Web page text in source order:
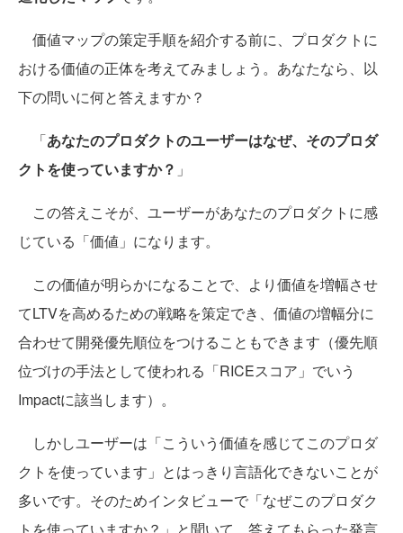
価値マップの策定手順を紹介する前に、プロダクトに
おける価値の正体を考えてみましょう。あなたなら、以
下の問いに何と答えますか？
「あなたのプロダクトのユーザーはなぜ、そのプロダ
クトを使っていますか？ 」
この答えこそが、ユーザーがあなたのプロダクトに感
じている「価値」になります。
この価値が明らかになることで、より価値を増幅させ
てLTVを高めるための戦略を策定でき、価値の増幅分に
合わせて開発優先順位をつけることもできます（優先順
位づけの手法として使われる「RICEスコア」でいう
Impactに該当します）。
しかしユーザーは「こういう価値を感じてこのプロダ
クトを使っています」とはっきり言語化できないことが
多いです。そのためインタビューで「なぜこのプロダク
トを使っていますか？」と聞いて、答えてもらった発言